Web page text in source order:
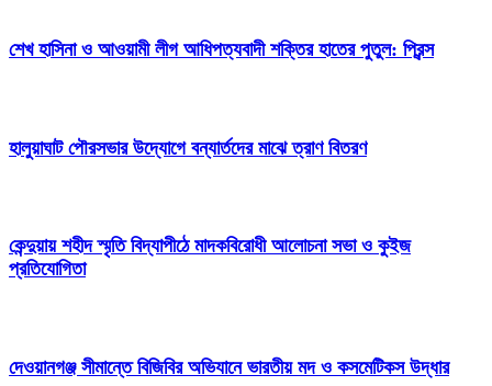
শেখ হাসিনা ও আওয়ামী লীগ আধিপত্যবাদী শক্তির হাতের পুতুল: প্রিন্স
হালুয়াঘাট পৌরসভার উদ্যোগে বন্যার্তদের মাঝে ত্রাণ বিতরণ
কেন্দুয়ায় শহীদ স্মৃতি বিদ্যাপীঠে মাদকবিরোধী আলোচনা সভা ও কুইজ
প্রতিযোগিতা
দেওয়ানগঞ্জ সীমান্তে বিজিবির অভিযানে ভারতীয় মদ ও কসমেটিকস উদ্ধার